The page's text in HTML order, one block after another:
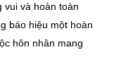
và hoàn toàn
báo hiệu một hoàn
hôn nhân mang